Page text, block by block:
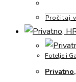
Pročitaj
Fotelje i